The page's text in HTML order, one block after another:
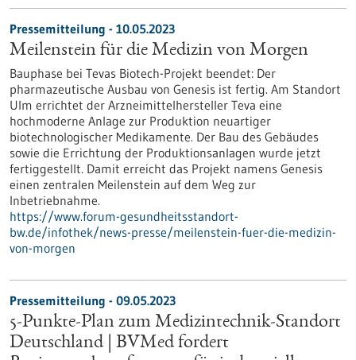
Pressemitteilung - 10.05.2023
Meilenstein für die Medizin von Morgen
Bauphase bei Tevas Biotech-Projekt beendet: Der
pharmazeutische Ausbau von Genesis ist fertig. Am Standort
Ulm errichtet der Arzneimittelhersteller Teva eine
hochmoderne Anlage zur Produktion neuartiger
biotechnologischer Medikamente. Der Bau des Gebäudes
sowie die Errichtung der Produktionsanlagen wurde jetzt
fertiggestellt. Damit erreicht das Projekt namens Genesis
einen zentralen Meilenstein auf dem Weg zur
Inbetriebnahme.
https://www.forum-gesundheitsstandort-
bw.de/infothek/news-presse/meilenstein-fuer-die-medizin-
von-morgen
Pressemitteilung - 09.05.2023
5-Punkte-Plan zum Medizintechnik-Standort
Deutschland | BVMed fordert